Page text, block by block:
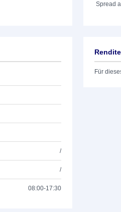
Spread
/
/
08:00-17:30
Für